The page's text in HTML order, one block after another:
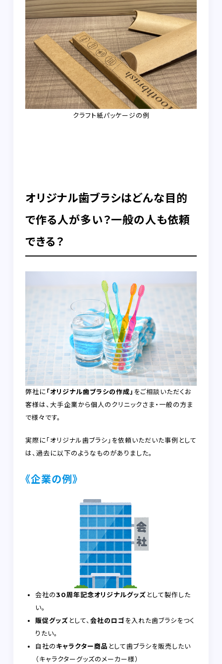
クラフト紙パッケージの例
オリジナル歯ブラシはどんな目的
で作る人が多い？一般の人も依頼
できる？
弊社に「オリジナル歯ブラシの作成」 をご相談いただくお
客様は、大手企業から個人のクリニックさま・一般の方ま
で様々です。
実際に「オリジナル歯ブラシ」を依頼いただいた事例として
は、過去に以下のようなものがありました。
《企業の例》
会社の30周年記念オリジナルグッズ として製作した
い。
販促グッズ として、会社のロゴを入れた歯ブラシをつく
りたい。
自社のキャラクター商品 として歯ブラシを販売したい
（キャラクターグッズのメーカー様）